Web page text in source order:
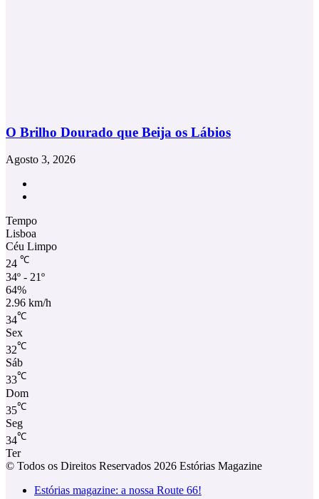
O Brilho Dourado que Beija os Lábios
Agosto 3, 2026
Tempo
Lisboa
Céu Limpo
24 ℃
34º - 21º
64%
2.96 km/h
34℃
Sex
32℃
Sáb
33℃
Dom
35℃
Seg
34℃
Ter
© Todos os Direitos Reservados 2026 Estórias Magazine
Estórias magazine: a nossa Route 66!